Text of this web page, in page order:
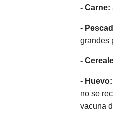
- Carne:
-
grandes
-
- Huevo:
no se
vacuna